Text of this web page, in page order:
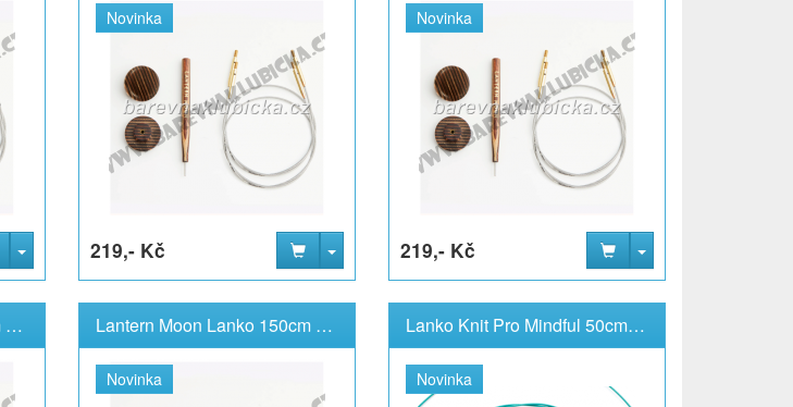
Novinka
219,- Kč
Novinka
219,- Kč
Lantern Moon Lanko 120cm otočné 360° 2 kusy Knit Pro Lantern Moon Lanko 150cm otočné 360° 2 kusy Knit Pro
Novinka
Lanko Knit Pro Mindful 50cm pevné
Novinka